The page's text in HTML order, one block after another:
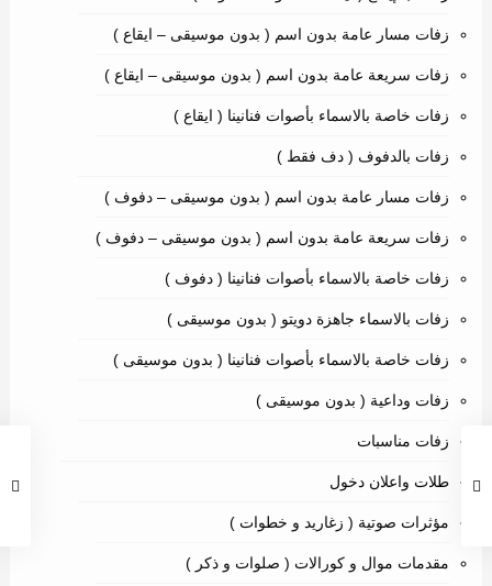
زفات مسار عامة بدون اسم ( بدون موسيقى – ايقاع )
زفات سريعة عامة بدون اسم ( بدون موسيقى – ايقاع )
زفات خاصة بالاسماء بأصوات فنانينا ( ايقاع )
زفات بالدفوف ( دف فقط )
زفات مسار عامة بدون اسم ( بدون موسيقى – دفوف )
زفات سريعة عامة بدون اسم ( بدون موسيقى – دفوف )
زفات خاصة بالاسماء بأصوات فنانينا ( دفوف )
زفات بالاسماء جاهزة دويتو ( بدون موسيقى )
زفات خاصة بالاسماء بأصوات فنانينا ( بدون موسيقى )
زفات وداعية ( بدون موسيقى )
زفات مناسبات
طلات واعلان دخول
مؤثرات صوتية ( زغاريد و خطوات )
مقدمات موال و كورالات ( صلوات و ذكر )